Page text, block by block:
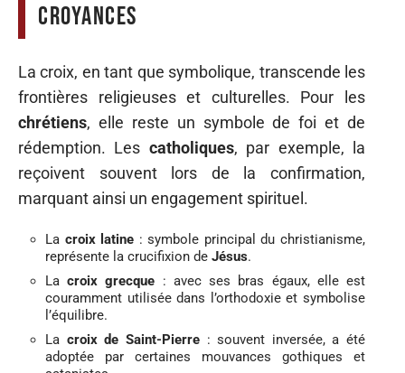
croyances
La croix, en tant que symbolique, transcende les
frontières religieuses et culturelles. Pour les
chrétiens, elle reste un symbole de foi et de
rédemption. Les catholiques, par exemple, la
reçoivent souvent lors de la confirmation,
marquant ainsi un engagement spirituel.
La croix latine : symbole principal du christianisme,
représente la crucifixion de Jésus.
Lacroix grecque : avec ses bras égaux, elle est
couramment utilisée dans l’orthodoxie et symbolise
l’équilibre.
La croix de Saint-Pierre: souvent inversée, a été
adoptée par certaines mouvances gothiques et